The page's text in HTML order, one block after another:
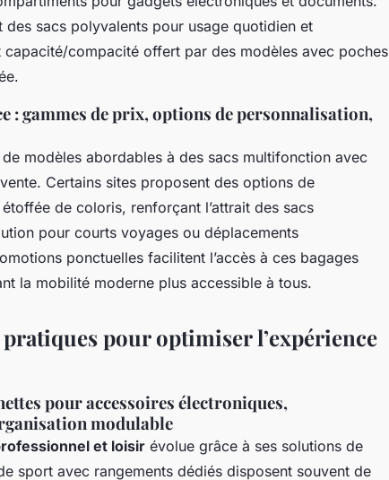
des sacs polyvalents pour usage quotidien et
compacité offert par des modèles avec poches
: gammes de prix, options de personnalisation,
de modèles abordables à des sacs multifonction avec
Certains sites proposent des options de
de coloris, renforçant l’attrait des sacs
pour courts voyages ou déplacements
ponctuelles facilitent l’accès à ces bagages
la mobilité moderne plus accessible à tous.
pour optimiser l’expérience
pour accessoires électroniques,
modulable
et loisir évolue grâce à ses solutions de
sport avec rangements dédiés disposent souvent de